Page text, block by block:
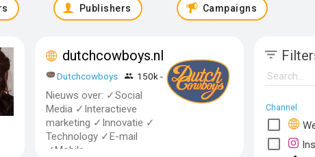
Publishers Campaigns
dutchcowboys.nl
Dutchcowboys 150k - 500k
Nieuws over: ✓Social
Media ✓Interactieve
marketing ✓Innovatie ✓
Technology ✓E-mail
✓Mobile
Channel